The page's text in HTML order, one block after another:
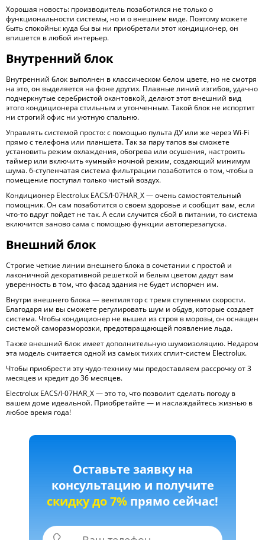
Хорошая новость: производитель позаботился не только о
функциональности системы, но и о внешнем виде. Поэтому можете
быть спокойны: куда бы вы ни приобретали этот кондиционер, он
впишется в любой интерьер.
Внутренний блок
Внутренний блок выполнен в классическом белом цвете, но не смотря
на это, он выделяется на фоне других. Плавные линий изгибов, удачно
подчеркнутые серебристой окантовкой, делают этот внешний вид
этого кондиционера стильным и утонченным. Такой блок не испортит
ни строгий офис ни уютную спальню.
Управлять системой просто: с помощью пульта ДУ или же через Wi-Fi
прямо с телефона или планшета. Так за пару тапов вы сможете
установить режим охлаждения, обогрева или осушения, настроить
таймер или включить «умный» ночной режим, создающий минимум
шума. 6-ступенчатая система фильтрации позаботится о том, чтобы в
помещение поступал только чистый воздух.
Кондиционер Electrolux EACS/I-07HAR_X — очень самостоятельный
помощник. Он сам позаботится о своем здоровье и сообщит вам, если
что-то вдруг пойдет не так. А если случится сбой в питании, то система
включится заново сама с помощью функции автоперезапуска.
Внешний блок
Строгие четкие линии внешнего блока в сочетании с простой и
лаконичной декоративной решеткой и белым цветом дадут вам
уверенность в том, что фасад здания не будет испорчен им.
Внутри внешнего блока — вентилятор с тремя ступенями скорости.
Благодаря им вы сможете регулировать шум и обдув, которые создает
система. Чтобы кондиционер не вышел из строя в морозы, он оснащен
системой саморазморозки, предотвращающей появление льда.
Также внешний блок имеет дополнительную шумоизоляцию. Недаром
эта модель считается одной из самых тихих сплит-систем Electrolux.
Чтобы приобрести эту чудо-технику мы предоставляем рассрочку от 3
месяцев и кредит до 36 месяцев.
Electrolux EACS/I-07HAR_X — это то, что позволит сделать погоду в
вашем доме идеальной. Приобретайте — и наслаждайтесь жизнью в
любое время года!
Оставьте заявку на
консультацию и получите
скидку до 7% прямо сейчас!